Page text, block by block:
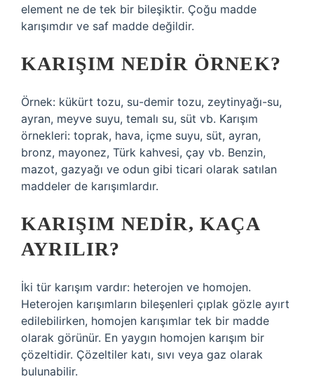
element ne de tek bir bileşiktir. Çoğu madde
karışımdır ve saf madde değildir.
KARIŞIM NEDIR ÖRNEK?
Örnek: kükürt tozu, su-demir tozu, zeytinyağı-su,
ayran, meyve suyu, temalı su, süt vb. Karışım
örnekleri: toprak, hava, içme suyu, süt, ayran,
bronz, mayonez, Türk kahvesi, çay vb. Benzin,
mazot, gazyağı ve odun gibi ticari olarak satılan
maddeler de karışımlardır.
KARIŞIM NEDIR, KAÇA
AYRILIR?
İki tür karışım vardır: heterojen ve homojen.
Heterojen karışımların bileşenleri çıplak gözle ayırt
edilebilirken, homojen karışımlar tek bir madde
olarak görünür. En yaygın homojen karışım bir
çözeltidir. Çözeltiler katı, sıvı veya gaz olarak
bulunabilir.